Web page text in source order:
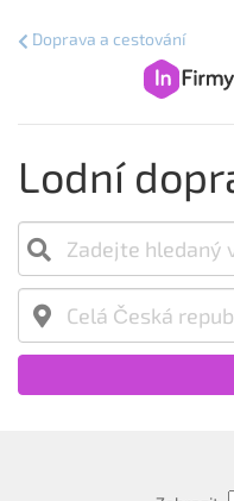
Doprava a cestování
Lodní